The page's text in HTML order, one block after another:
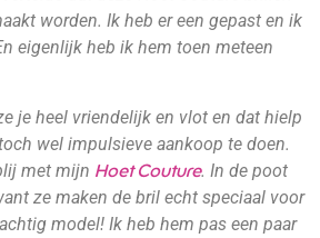
worden. Ik heb er een gepast en ik
eigenlijk heb ik hem toen meteen
je heel vriendelijk en vlot en dat hielp
wel impulsieve aankoop te doen.
met mijn Hoet Couture. In de poot
ze maken de bril echt speciaal voor
model! Ik heb hem pas een paar